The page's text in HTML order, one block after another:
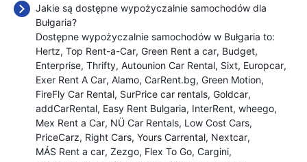
Jakie są dostępne wypożyczalnie samochodów dla
Bułgaria?
Dostępne wypożyczalnie samochodów w Bułgaria to:
Hertz Top Rent-a-Car Green Rent a car Budget
Enterprise Thrifty Autounion Car Rental Sixt Europcar
Exer Rent A Car Alamo CarRent.bg Green Motion
FireFly Car Rental SurPrice car rentals Goldcar
addCarRental Easy Rent Bulgaria InterRent wheego
Mex Rent a Car NÜ Car Rentals Low Cost Cars
PriceCarz Right Cars Yours Carrental Nextcar
MÁS Rent a car Zezgo Flex To Go Cargini